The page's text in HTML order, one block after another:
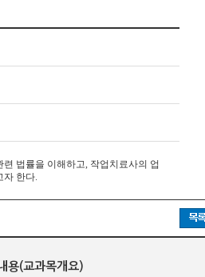
법률을 이해하고, 작업치료사의 업
자 한다.
용(교과목개요)